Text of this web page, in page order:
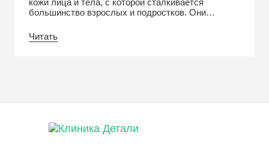
большинство взрослых и подростков. Они
фолликулов, сальных желез, доставляя не только
физический, но и психологический дискомфорт. В
Читать